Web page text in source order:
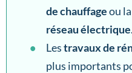
de chauffageou la
réseau électrique.
Lestravaux de
plus importants